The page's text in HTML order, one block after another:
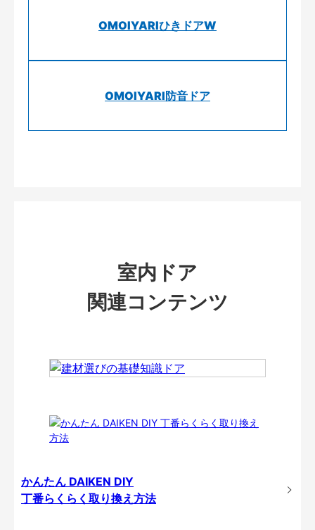
OMOIYARIひきドアW
OMOIYARI防音ドア
室内ドア
関連コンテンツ
かんたん DAIKEN DIY
丁番らくらく取り換え方法